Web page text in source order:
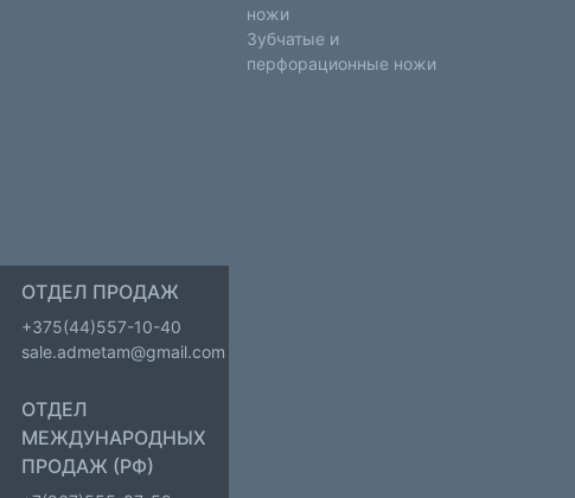
ножи
Зубчатые и
перфорационные ножи
ОТДЕЛ ПРОДАЖ
+375(44)557-10-40
sale.admetam@gmail.com
ОТДЕЛ
МЕЖДУНАРОДНЫХ
ПРОДАЖ (РФ)